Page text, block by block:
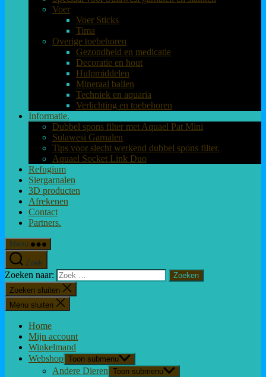
Voer
Voer Sticks
Tima
Overige toebehoren
Gezondheid en medicatie
Decoratie en hout
Hulpmiddelen
Mineraal ballen
Techniek en aquaria
Verlichting en toebehoren
Informatie.
Dubbel spons filter met Aquael Pat Mini
Sulawesi Garnalen
Tips voor slecht werkend dubbel spons filter.
Aquael Socket Link Duo
Refugium
Siergarnalen
3D producten
Afrekenen
Contact
Partners.
Menu
Zoek
Zoeken naar:
Zoeken sluiten
Menu sluiten
Home
Mijn account
Winkelmand
Webshop Toon submenu
Andere Dieren Toon submenu